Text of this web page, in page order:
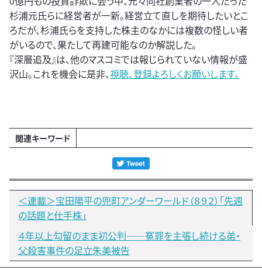
杉浦元氏らに経営者が一新。経営立て直しを期待したいとこ
ろだが、杉浦氏らを支持した株主のなかには複数の怪しい者
がいるので、果たして再建可能なのか解説した。
『深層追及』は、他のマスコミでは報じられていない情報が盛
沢山。これを機会に是非、視聴、登録よろしくお願いします。
関連キーワード
＜連載＞宝田陽平の兜町アンダーワールド（８９２）「先週
の話題と仕手株」
４年以上勾留のまま初公判――冤罪を主張し続ける弟・
父殺害事件の足立朱美被告